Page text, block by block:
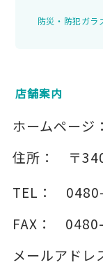
防災・防犯ガラ
店舗案内
ホームページ：
住所：
〒
TEL：
FAX：
メールアドレ